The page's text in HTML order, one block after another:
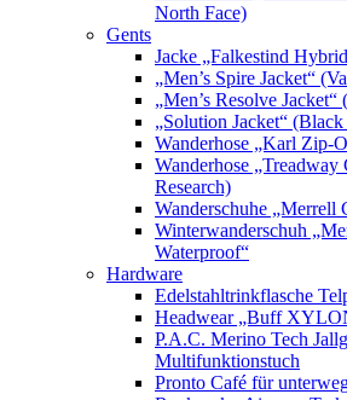
North Face)
Gents
Jacke „Falkestind
„Men’s Spire Jacket“
„Men’s Resolve
„Solution Jacket“
Wanderhose „Karl Zip-
Wanderhose
Research)
Wanderschuhe
Winterwanderschuh
Waterproof“
Hardware
Edelstahltrinkflasche
Headwear „Buff
P.A.C. Merino Tech
Multifunktionstuch
Pronto Café für